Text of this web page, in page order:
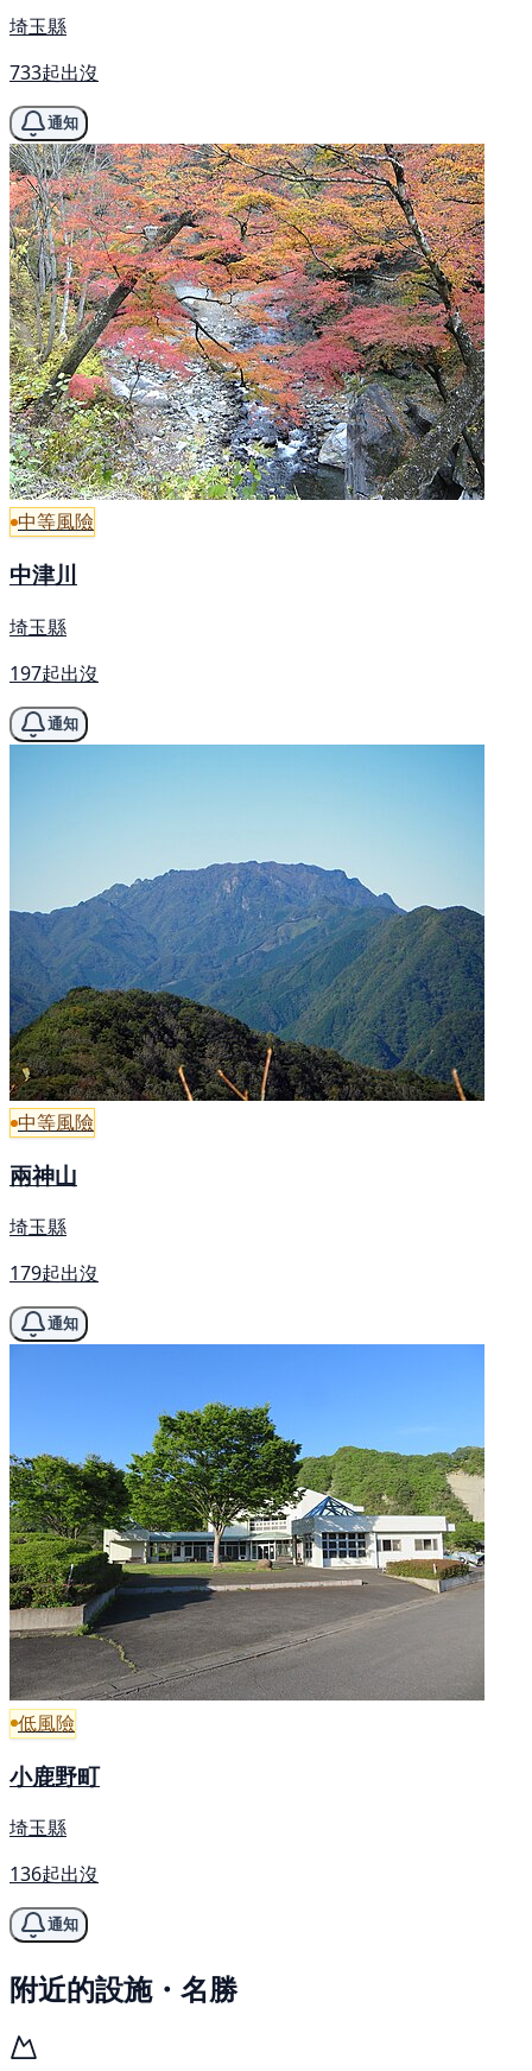
埼玉縣
733起出沒
通知
中等風險
中津川
埼玉縣
197起出沒
通知
中等風險
兩神山
埼玉縣
179起出沒
通知
低風險
小鹿野町
埼玉縣
136起出沒
通知
附近的設施・名勝